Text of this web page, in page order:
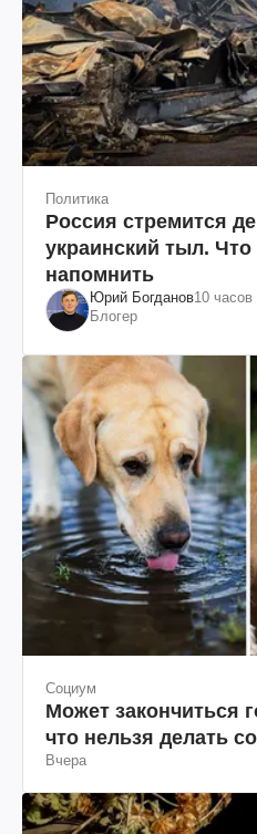
Политика
Россия стремится
украинский тыл. Что
напомнить
Юрий Богданов10 часов
Блогер
Социум
Может закончиться
что нельзя делать
Вчера